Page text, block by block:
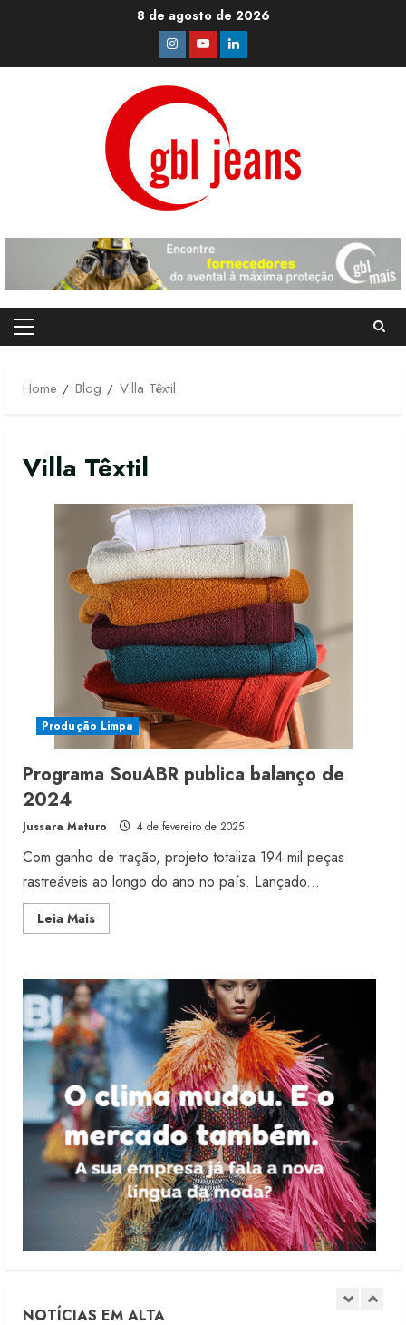
8 de agosto de 2026
Instagram
YoutubeLinkedin
Primary
Home
Blog Villa Têxtil
Villa Têxtil
Produção Limpa
Programa SouABR publica balanço de
2024
Jussara Maturo 4 de fevereiro de 2025
Com ganho de tração, projeto totaliza 194 mil peças
rastreáveis ao longo do ano no país. Lançado...
Leia MaisRead
more
publica
balanço
de
2024
NOTÍCIAS EM ALTA
2
Moda vende US$63,7 bilhões em
produtos licenciados
6 de agosto de 2026
Renata Caixeta assume Movimento
5 de agosto de 2026
5
Projeto testa passaporte digital na
moda nacional
4 de agosto de 2026
1
Dia dos Pais reforça retomada da
moda no varejo
7 de agosto de 2026
6 de agosto de 2026